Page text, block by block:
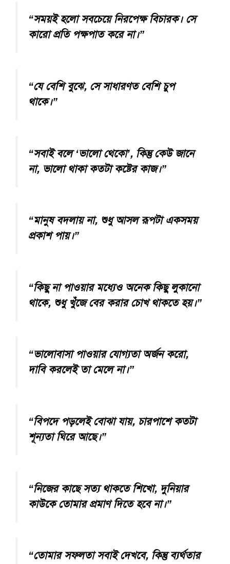
“সময়ই হলো সবচেয়ে নিরপেক্ষ বিচারক। সে
কারো প্রতি পক্ষপাত করে না।”
“যে বেশি বুঝে, সে সাধারণত বেশি চুপ
থাকে।”
“সবাই বলে ‘ভালো থেকো’, কিন্তু কেউ জানে
না, ভালো থাকা কতটা কষ্টের কাজ।”
“মানুষ বদলায় না, শুধু আসল রূপটা একসময়
প্রকাশ পায়।”
“কিছু না পাওয়ার মধ্যেও অনেক কিছু লুকানো
থাকে, শুধু খুঁজে বের করার চোখ থাকতে হয়।”
“ভালোবাসা পাওয়ার যোগ্যতা অর্জন করো,
দাবি করলেই তা মেলে না।”
“বিপদে পড়লেই বোঝা যায়, চারপাশে কতটা
শূন্যতা ঘিরে আছে।”
“নিজের কাছে সত্য থাকতে শিখো, দুনিয়ার
কাউকে তোমার প্রমাণ দিতে হবে না।”
“তোমার সফলতা সবাই দেখবে, কিন্তু ব্যর্থতার